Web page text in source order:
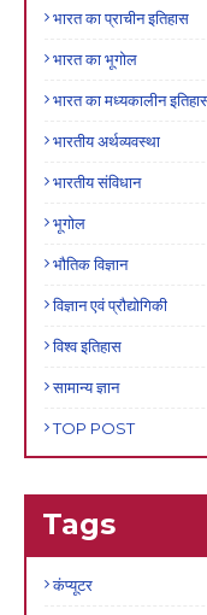
भारत का प्राचीन इतिहास
भारत का भूगोल
भारत का मध्यकालीन
भारतीय अर्थव्यवस्था
भारतीय संविधान
भूगोल
भौतिक विज्ञान
विज्ञान एवं प्रौद्योगिकी
विश्व इतिहास
सामान्य ज्ञान
TOP POST
Tags
कंप्यूटर